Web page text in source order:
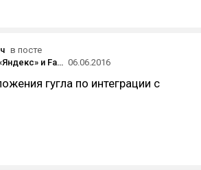
в посте
«Ведомости»: «Яндекс» и Facebook начали переговоры о партнёрстве 06.06.2016
гугла по интеграции с